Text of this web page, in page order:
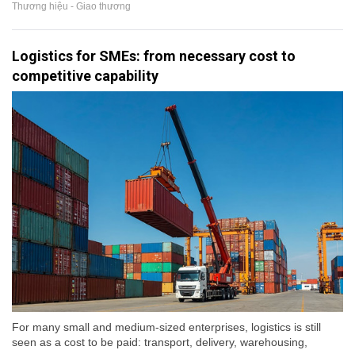
Thương hiệu - Giao thương
Logistics for SMEs: from necessary cost to
competitive capability
For many small and medium-sized enterprises, logistics is still
seen as a cost to be paid: transport, delivery, warehousing,